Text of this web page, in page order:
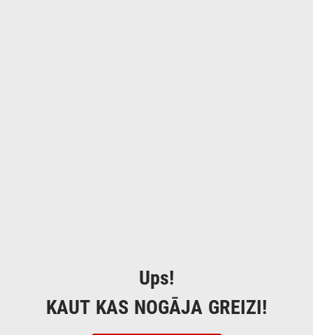
Ups!
KAUT KAS NOGĀJA GREIZI!